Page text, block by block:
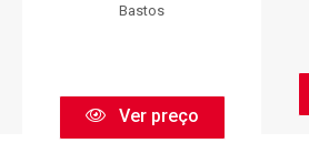
Bastos
Ver preço